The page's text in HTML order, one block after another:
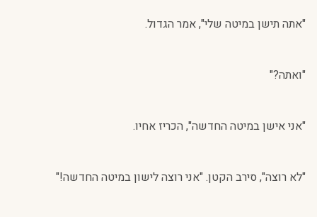
"אתה תישן במיטה שלי", אמר הגדול.
"ואתה?"
"אני אישן במיטה החדשה", הכריז אחיו.
"לא רוצה", סירב הקטן. "אני רוצה לישון במיטה החדשה!"